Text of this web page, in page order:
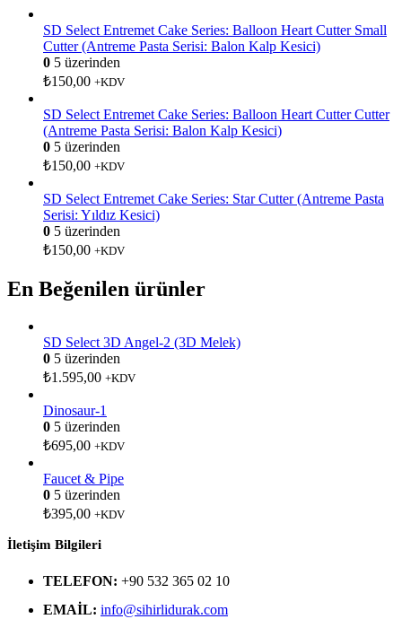
SD Select Entremet Cake Series: Balloon Heart Cutter Small
Cutter (Antreme Pasta Serisi: Balon Kalp Kesici)
0 5 üzerinden
₺150,00 +KDV
SD Select Entremet Cake Series: Balloon Heart Cutter Cutter
(Antreme Pasta Serisi: Balon Kalp Kesici)
0 5 üzerinden
₺150,00 +KDV
SD Select Entremet Cake Series: Star Cutter (Antreme Pasta
Serisi: Yıldız Kesici)
0 5 üzerinden
₺150,00 +KDV
En Beğenilen ürünler
SD Select 3D Angel-2 (3D Melek)
0 5 üzerinden
₺1.595,00 +KDV
Dinosaur-1
0 5 üzerinden
₺695,00 +KDV
Faucet & Pipe
0 5 üzerinden
₺395,00 +KDV
İletişim Bilgileri
TELEFON: +90 532 365 02 10
EMAIL: info@sihirlidurak.com